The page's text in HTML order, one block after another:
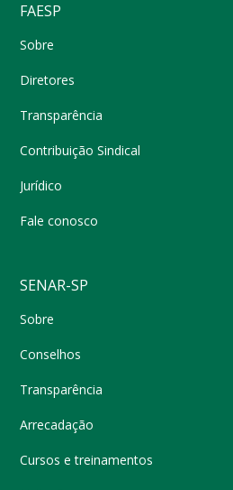
FAESP
Sobre
Diretores
Transparência
Contribuição Sindical
Jurídico
Fale conosco
SENAR-SP
Sobre
Conselhos
Transparência
Arrecadação
Cursos e treinamentos